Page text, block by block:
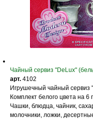
Чайный сервиз "DeLux"
арт. 4102
Игрушечный чайный сервиз
Комплект белого цвета на 6
Чашки, блюдца, чайник,
молочники, ложки,